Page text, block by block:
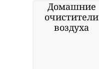
Домашние
очистители
воздуха